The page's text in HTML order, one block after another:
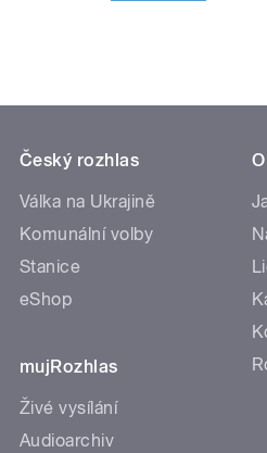
Český rozhlas
Válka na Ukrajině
Komunální volby
Stanice
eShop
mujRozhlas
Živé vysílání
Audioarchiv